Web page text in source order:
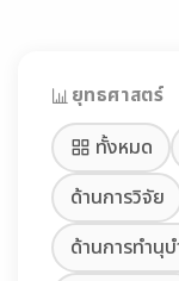
ยุทธศาสตร์
ทั้งหมด
ด้านการวิจัย
ด้านการทำนุ